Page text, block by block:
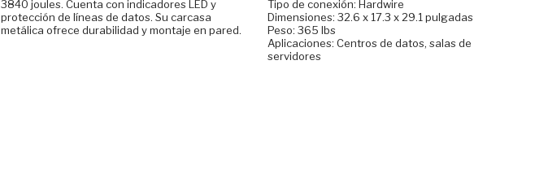
3840 joules. Cuenta con indicadores LED y
protección de líneas de datos. Su carcasa
metálica ofrece durabilidad y montaje en pared.
Tipo de conexión: Hardwire
Dimensiones: 32.6 x 17.3 x 29.1 pulgadas
Peso: 365 lbs
Aplicaciones: Centros de datos, salas de
servidores